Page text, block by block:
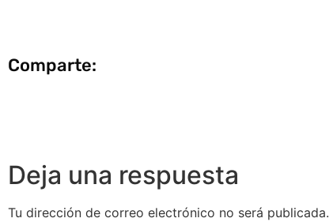
Comparte:
Deja una respuesta
Tu dirección de correo electrónico no será publicada.